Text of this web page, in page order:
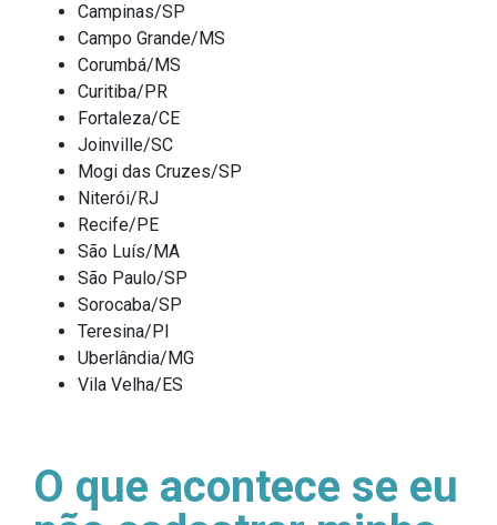
Campinas/SP
Campo Grande/MS
Corumbá/MS
Curitiba/PR
Fortaleza/CE
Joinville/SC
Mogi das Cruzes/SP
Niterói/RJ
Recife/PE
São Luís/MA
São Paulo/SP
Sorocaba/SP
Teresina/PI
Uberlândia/MG
Vila Velha/ES
O que acontece se eu